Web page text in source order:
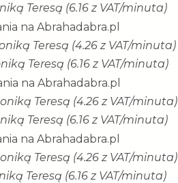
Teresą (6.16 z VAT/minuta)
na Abrahadabra.pl
Teresą (4.26 z VAT/minuta)
Teresą (6.16 z VAT/minuta)
na Abrahadabra.pl
Teresą (4.26 z VAT/minuta)
Teresą (6.16 z VAT/minuta)
na Abrahadabra.pl
Teresą (4.26 z VAT/minuta)
Teresą (6.16 z VAT/minuta)